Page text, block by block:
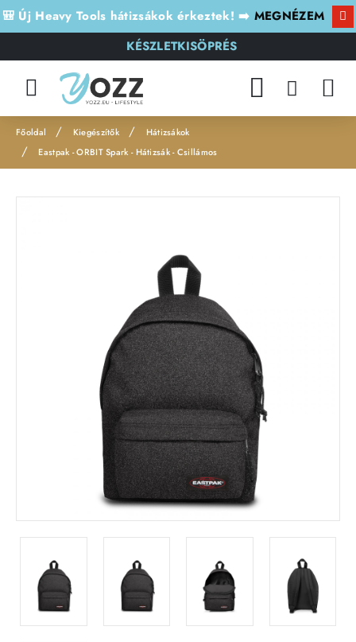
🎒 Új Heavy Tools hátizsákok érkeztek! ➡️ MEGNÉZEM
KÉSZLETKISÖPRÉS
o
Kiegészítők
Hátizsákok
Eastpak - ORBIT Spark - Hátizsák - Csillámos